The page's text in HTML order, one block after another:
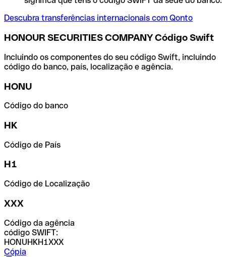
Descubra transferências internacionais com Qonto
HONOUR SECURITIES COMPANY Código Swift
Incluindo os componentes do seu código Swift, incluindo
código do banco, país, localização e agência.
HONU
Código do banco
HK
Código de País
H1
Código de Localização
XXX
Código da agência
código SWIFT:
HONUHKH1XXX
Cópia